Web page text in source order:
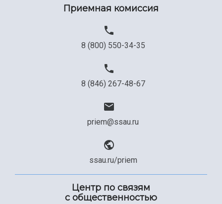
Приемная комиссия
8 (800) 550-34-35
8 (846) 267-48-67
priem@ssau.ru
ssau.ru/priem
Центр по связям
с общественностью